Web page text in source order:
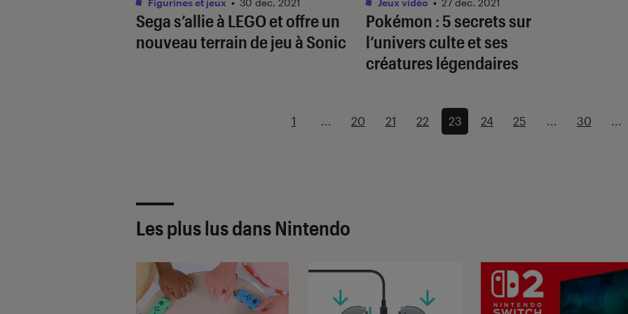
Sega s’allie à LEGO et offre un
nouveau terrain de jeu à Sonic
Pokémon : 5 secrets sur
l’univers culte et ses
créatures légendaires
1 ... 20 21 22 23 24 25 ... 30 ...
Les plus lus dans Nintendo